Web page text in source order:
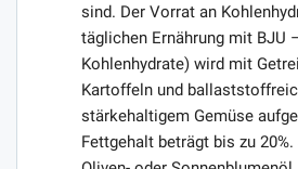
sind. Der Vorrat an
täglichen Ernährung mit BJU
Kohlenhydrate) wird mit
Kartoffeln und
stärkehaltigem Gemüse
Fettgehalt beträgt bis zu